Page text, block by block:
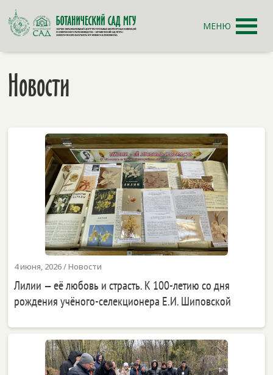
МЕНЮ
Новости
4 июня, 2026/Новости
Лилии — её любовь и страсть. К 100-летию со дня
рождения учёного-селекционера Е.И. Шиповской